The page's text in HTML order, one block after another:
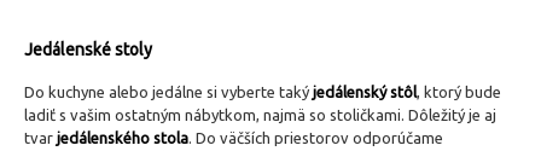
Jedálenské stoly
Do kuchyne alebo jedálne si vyberte taký jedálenský stôl, ktorý bude
ladiť s vašim ostatným nábytkom, najmä so stoličkami. Dôležitý je aj
tvar jedálenského stola. Do väčších priestorov odporúčame